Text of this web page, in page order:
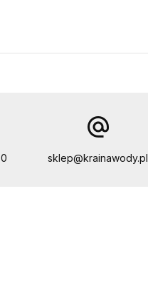
alternate_email
sklep@krainawody.pl